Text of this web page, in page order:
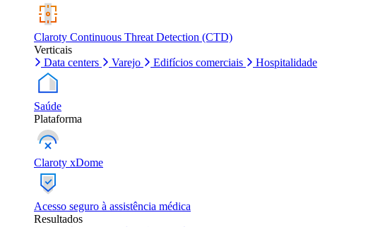
Claroty Continuous Threat Detection (CTD)
Verticais
Data centers
Varejo Edifícios comerciais Hospitalidade
Saúde
Plataforma
Claroty xDome
Acesso seguro à assistência médica
Resultados